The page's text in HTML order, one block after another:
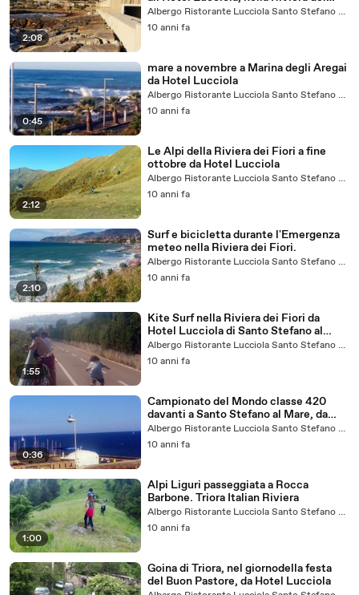
2:08
fiori.
Albergo Ristorante Lucciola Santo Stefano al Mare
10 anni fa
0:45
mare a novembre a Marina degli Aregai
da Hotel Lucciola
Albergo Ristorante Lucciola Santo Stefano al Mare
10 anni fa
2:12
Le Alpi della Riviera dei Fiori a fine
ottobre da Hotel Lucciola
Albergo Ristorante Lucciola Santo Stefano al Mare
10 anni fa
2:10
Surf e bicicletta durante l'Emergenza
meteo nella Riviera dei Fiori.
Albergo Ristorante Lucciola Santo Stefano al Mare
10 anni fa
1:55
Kite Surf nella Riviera dei Fiori da
Hotel Lucciola di Santo Stefano al
Mare
Albergo Ristorante Lucciola Santo Stefano al Mare
10 anni fa
0:36
Campionato del Mondo classe 420
davanti a Santo Stefano al Mare, da
Hotel Lucciola
Albergo Ristorante Lucciola Santo Stefano al Mare
10 anni fa
1:00
Alpi Liguri passeggiata a Rocca
Barbone. Triora Italian Riviera
Albergo Ristorante Lucciola Santo Stefano al Mare
10 anni fa
Goina di Triora, nel giornodella festa
del Buon Pastore, da Hotel Lucciola